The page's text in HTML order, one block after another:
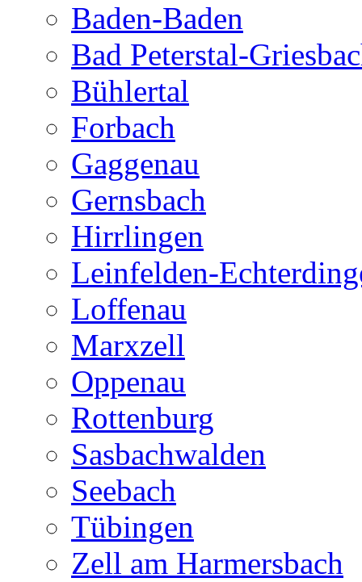
Baden-Baden
Bad Peterstal-
Bühlertal
Forbach
Gaggenau
Gernsbach
Hirrlingen
Leinfelden-
Loffenau
Marxzell
Oppenau
Rottenburg
Sasbachwalden
Seebach
Tübingen
Zell am Harmersbach